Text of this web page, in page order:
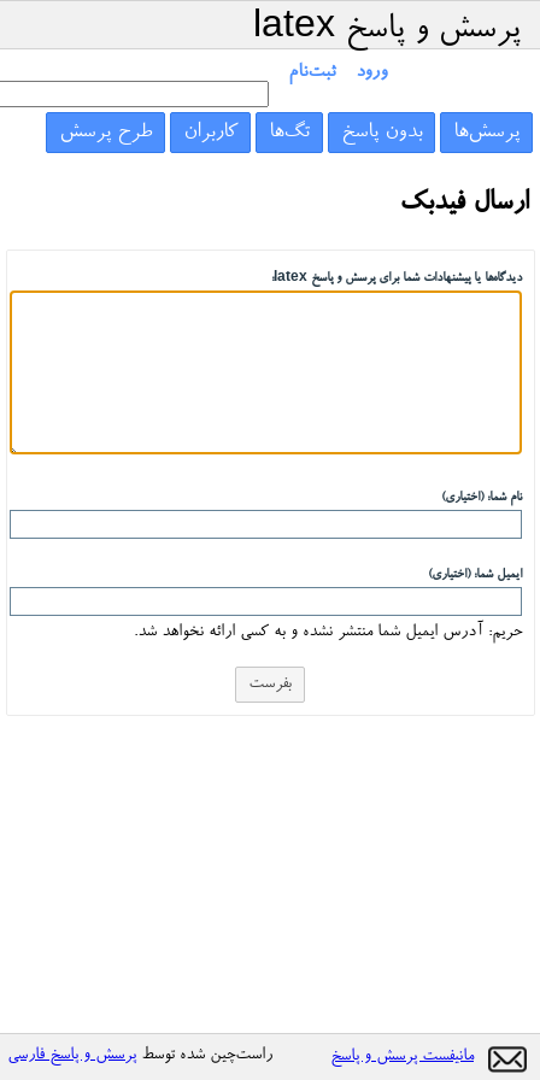
پرسش و پاسخ latex
ورود ثبت‌نام
پرسش‌ها بدون پاسخ تگ‌ها کاربران طرح پرسش
ارسال فیدبک
دیدگاه‌ها یا پیشنهادات شما برای پرسش و پاسخ latex:
نام شما: (اختیاری)
ایمیل شما: (اختیاری)
حریم: آدرس ایمیل شما منتشر نشده و به کسی ارائه نخواهد شد.
مانیفست پرسش و پاسخ راست‌چین شده توسط پرسش و پاسخ فارسی